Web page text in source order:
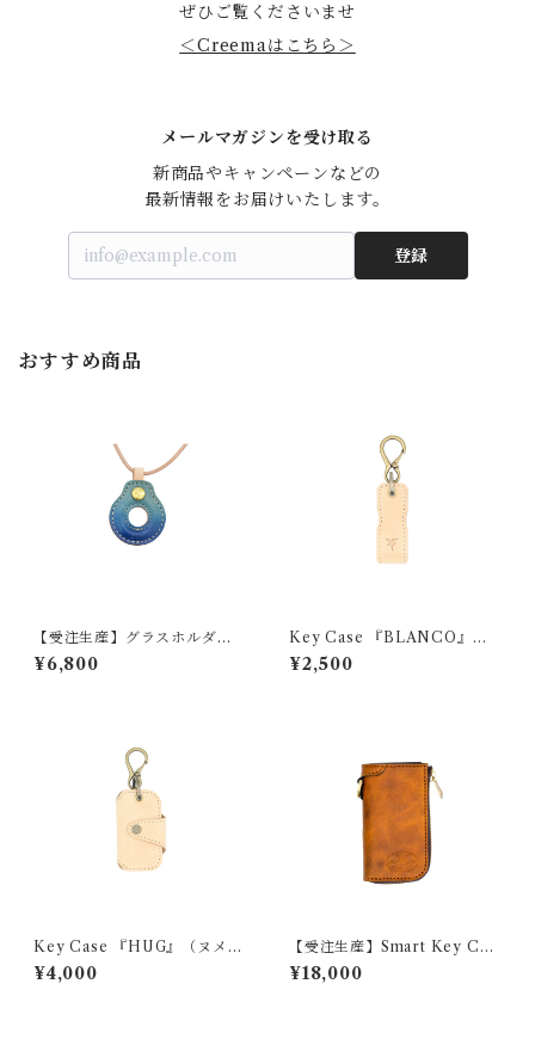
ぜひご覧くださいませ
＜Creemaはこちら＞
メールマガジンを受け取る
新商品やキャンペーンなどの
最新情報をお届けいたします。
登録
おすすめ商品
【受注生産】グラスホルダー
『LOOP』（グラデーショ
ン）
¥6,800
Key Case 『BLANCO』
（ヌメ革）
¥2,500
Key Case 『HUG』（ヌメ
革）
¥4,000
【受注生産】Smart Key Cas
e 『GROUND ANTIQUE』
¥18,000